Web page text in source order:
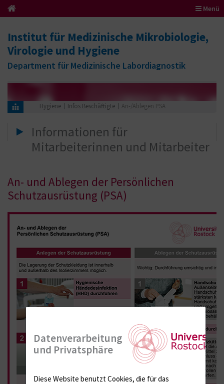
Menü
Institut für Medizinische Mikrobiologie,
Virologie und Hygiene
Department für Medizinische Labordiagnostik
Hygiene Infos Beschäftigte An-/Ablegen PSA
Informationen für
Mitarbeiterinnen und Mitarbeiter
An- und Ablegen der Persönlichen
Schutzausrüstung (PSA)
Datenverarbeitung
und Privatsphäre
Diese Website benutzt Cookies, die für das